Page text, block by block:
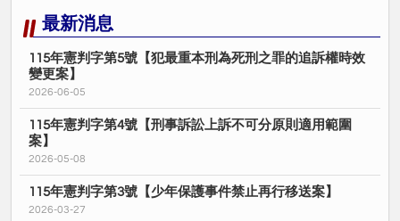
最新消息
115年憲判字第5號【犯最重本刑為死刑之罪的追訴權時效
變更案】
2026-06-05
115年憲判字第4號【刑事訴訟上訴不可分原則適用範圍
案】
2026-05-08
115年憲判字第3號【少年保護事件禁止再行移送案】
2026-03-27